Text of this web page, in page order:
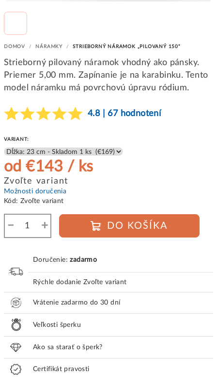
DOMOV / NÁRAMKY / STRIEBORNÝ NÁRAMOK „PILOVANÝ 150“
Strieborný pilovaný náramok vhodný ako pánsky.
Priemer 5,00 mm. Zapínanie je na karabinku. Tento
model náramku má povrchovú úpravu ródium.
4.8 | 67 hodnotení
VARIANT:
od€143 / ks
Jednotková
cena:
Zvoľte variant
Možnosti doručenia
Kód: Zvoľte variant
+
− DO KOŠÍKA
Doručenie:zadarmo
Rýchle dodanie Zvoľte variant
Vrátenie zadarmo do 30 dní
Veľkosti šperku
Ako sa starať o šperk?
Certifikát pravosti